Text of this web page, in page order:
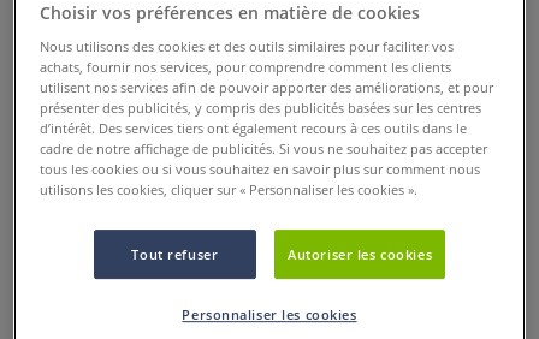
dès5,75€ dès 8,45€
Choisir vos préférences en matière de cookies
Nous utilisons des cookies et des outils similaires pour faciliter vos
achats, fournir nos services, pour comprendre comment les clients
utilisent nos services afin de pouvoir apporter des améliorations, et pour
présenter des publicités, y compris des publicités basées sur les centres
d’intérêt. Des services tiers ont également recours à ces outils dans le
cadre de notre affichage de publicités. Si vous ne souhaitez pas accepter
tous les cookies ou si vous souhaitez en savoir plus sur comment nous
utilisons les cookies, cliquer sur « Personnaliser les cookies ».
Tout refuser Autoriser les cookies
Personnaliser les cookies